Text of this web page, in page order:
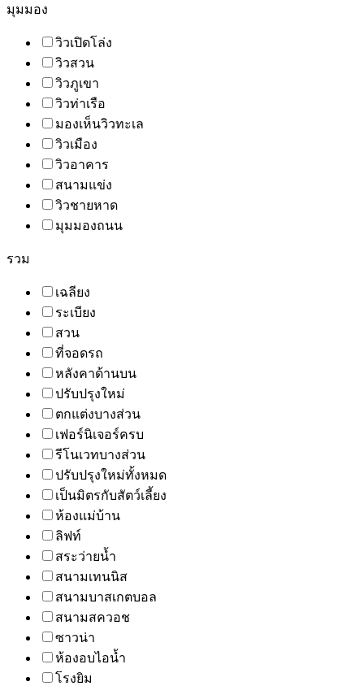
มุมมอง
วิวเปิดโล่ง
วิวสวน
วิวภูเขา
วิวท่าเรือ
มองเห็นวิวทะเล
วิวเมือง
วิวอาคาร
สนามแข่ง
วิวชายหาด
มุมมองถนน
รวม
เฉลียง
ระเบียง
สวน
ที่จอดรถ
หลังคาด้านบน
ปรับปรุงใหม่
ตกแต่งบางส่วน
เฟอร์นิเจอร์ครบ
รีโนเวทบางส่วน
ปรับปรุงใหม่ทั้งหมด
เป็นมิตรกับสัตว์เลี้ยง
ห้องแม่บ้าน
ลิฟท์
สระว่ายน้ำ
สนามเทนนิส
สนามบาสเกตบอล
สนามสควอช
ซาวน่า
ห้องอบไอน้ำ
โรงยิม